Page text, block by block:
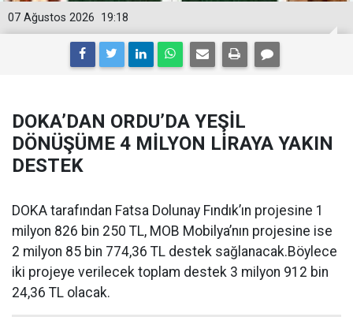
19:18
07 Ağustos 2026
DOKA’DAN ORDU’DA YEŞİL
DÖNÜŞÜME 4 MİLYON LİRAYA YAKIN
DESTEK
DOKA tarafından Fatsa Dolunay Fındık’ın projesine 1
milyon 826 bin 250 TL, MOB Mobilya’nın projesine ise
2 milyon 85 bin 774,36 TL destek sağlanacak.Böylece
iki projeye verilecek toplam destek 3 milyon 912 bin
24,36 TL olacak.